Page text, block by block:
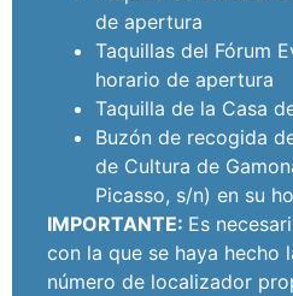
de apertura
Taquillas del Fórum
horario de apertura
Taquilla de la Casa
Buzón de recogida
de Cultura de
Picasso, s/n) en su
IMPORTANTE: Es
con la que se haya hecho
número de localizador